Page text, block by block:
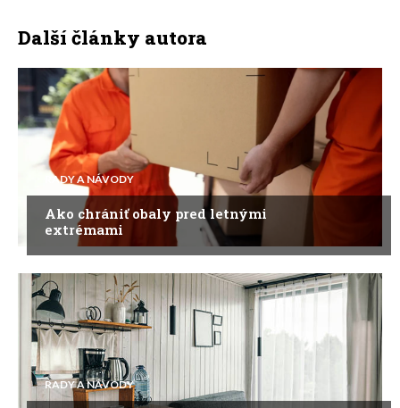
Další články autora
RADY A NÁVODY
Ako chrániť obaly pred letnými
extrémami
RADY A NÁVODY